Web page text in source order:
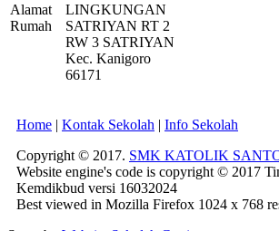
Alamat
Rumah
LINGKUNGAN
SATRIYAN RT 2
RW 3 SATRIYAN
Kec. Kanigoro
66171
Home | Kontak Sekolah | Info Sekolah
Copyright © 2017. SMK KATOLIK
Website engine's code is copyright © 2017
Kemdikbud versi 16032024
Best viewed in Mozilla Firefox 1024 x 768